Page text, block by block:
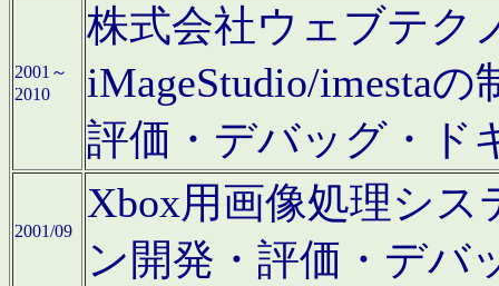
2001～
2010
株式会社ウェブテク
iMageStudio/imesta
評価・デバッグ・ド
2001/09
Xbox用画像処理シ
ン開発・評価・デバ